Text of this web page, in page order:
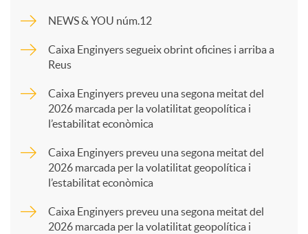
p
a
NEWS & YOU núm.12
Caixa Enginyers segueix obrint oficines i arriba a
Reus
Caixa Enginyers preveu una segona meitat del
2026 marcada per la volatilitat geopolítica i
l’estabilitat econòmica
Caixa Enginyers preveu una segona meitat del
2026 marcada per la volatilitat geopolítica i
l’estabilitat econòmica
Caixa Enginyers preveu una segona meitat del
2026 marcada per la volatilitat geopolítica i